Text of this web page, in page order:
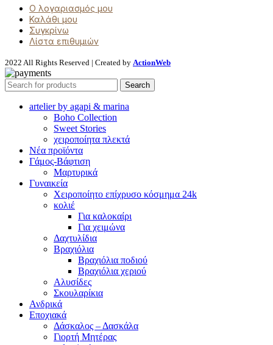
Ο λογαριασμός μου
Καλάθι μου
Συγκρίνω
Λίστα επιθυμιών
2022 All Rights Reserved | Created by ActionWeb
Search
artelier by agapi & marina
Boho Collection
Sweet Stories
χειροποίητα πλεκτά
Νέα προϊόντα
Γάμος-Βάφτιση
Μαρτυρικά
Γυναικεία
Χειροποίητο επίχρυσο κόσμημα 24k
κολιέ
Για καλοκαίρι
Για χειμώνα
Δαχτυλίδια
Βραχιόλια
Βραχιόλια ποδιού
Βραχιόλια χεριού
Αλυσίδες
Σκουλαρίκια
Ανδρικά
Εποχιακά
Δάσκαλος – Δασκάλα
Γιορτή Μητέρας